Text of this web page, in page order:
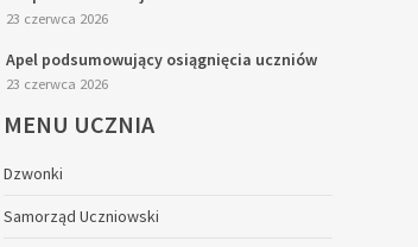
23 czerwca 2026
Apel podsumowujący osiągnięcia uczniów
23 czerwca 2026
MENU UCZNIA
Dzwonki
Samorząd Uczniowski